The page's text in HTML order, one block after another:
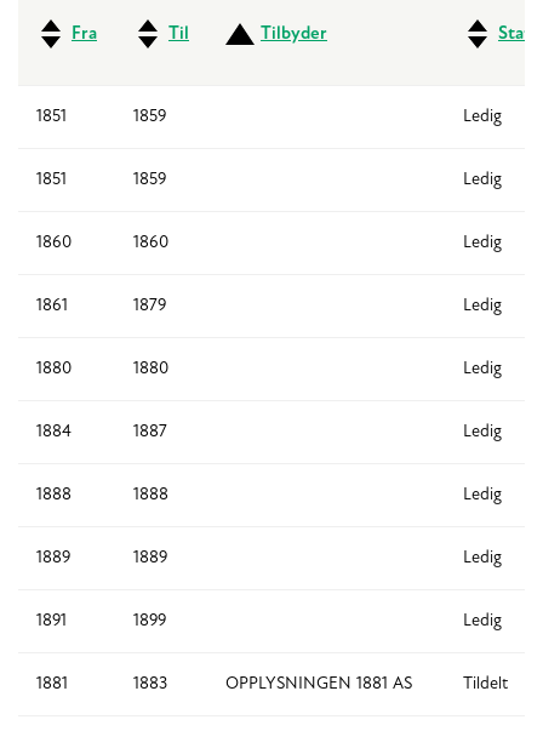
Fra Til Tilbyder
1851 1859 Ledig
1851 1859 Ledig
1860 1860 Ledig
1861 1879 Ledig
1880 1880 Ledig
1884 1887 Ledig
1888 1888 Ledig
1889 1889 Ledig
1891 1899 Ledig
1881 1883 OPPLYSNINGEN 1881 AS Tildelt